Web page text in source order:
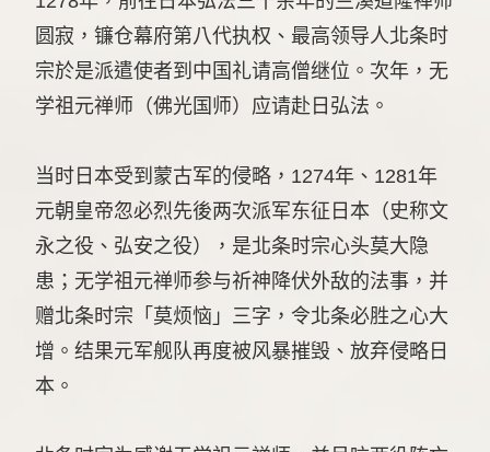
圆寂，镰仓幕府第八代执权、最高领导人北条时
宗於是派遣使者到中国礼请高僧继位。次年，无
学祖元禅师（佛光国师）应请赴日弘法。
当时日本受到蒙古军的侵略，1274年、1281年
元朝皇帝忽必烈先後两次派军东征日本（史称文
永之役、弘安之役），是北条时宗心头莫大隐
患；无学祖元禅师参与祈神降伏外敌的法事，并
赠北条时宗「莫烦恼」三字，令北条必胜之心大
增。结果元军舰队再度被风暴摧毁、放弃侵略日
本。